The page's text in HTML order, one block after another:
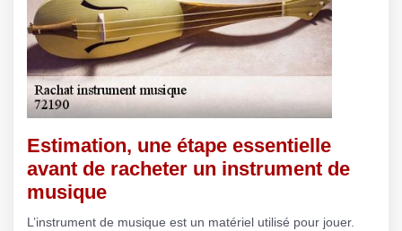
Estimation, une étape essentielle
avant de racheter un instrument de
musique
L’instrument de musique est un matériel utilisé pour jouer.